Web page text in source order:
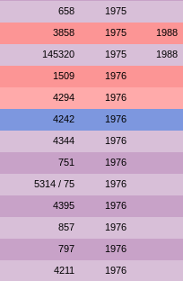
658 1975
3858 1975 1988
145320 1975 1988
1509 1976
4294 1976
4242 1976
4344 1976
751 1976
5314 / 75 1976
4395 1976
857 1976
797 1976
4211 1976